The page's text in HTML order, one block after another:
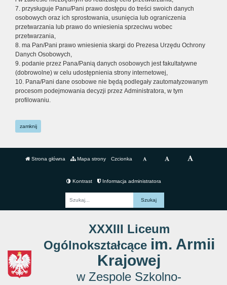
7. przysługuje Panu/Pani prawo dostępu do treści swoich danych
osobowych oraz ich sprostowania, usunięcia lub ograniczenia
przetwarzania lub prawo do wniesienia sprzeciwu wobec
przetwarzania,
8. ma Pan/Pani prawo wniesienia skargi do Prezesa Urzędu Ochrony
Danych Osobowych,
9. podanie przez Pana/Panią danych osobowych jest fakultatywne
(dobrowolne) w celu udostępnienia strony internetowej,
10. Pana/Pani dane osobowe nie będą podlegały zautomatyzowanym
procesom podejmowania decyzji przez Administratora, w tym
profilowaniu.
zamknij
Strona główna Mapa strony Czcionka
Kontrast Informacja administratora
XXXIII Liceum
Ogólnokształcące im. Armii
Krajowej
w Zespole Szkolno-